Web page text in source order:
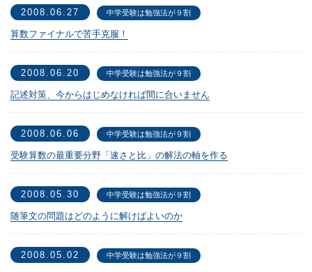
2008.06.27 中学受験は勉強法が９割
算数ファイナルで苦手克服！
2008.06.20 中学受験は勉強法が９割
記述対策、今からはじめなければ間に合いません
2008.06.06 中学受験は勉強法が９割
受験算数の最重要分野「速さと比」の解法の軸を作る
2008.05.30 中学受験は勉強法が９割
随筆文の問題はどのように解けばよいのか
2008.05.02 中学受験は勉強法が９割